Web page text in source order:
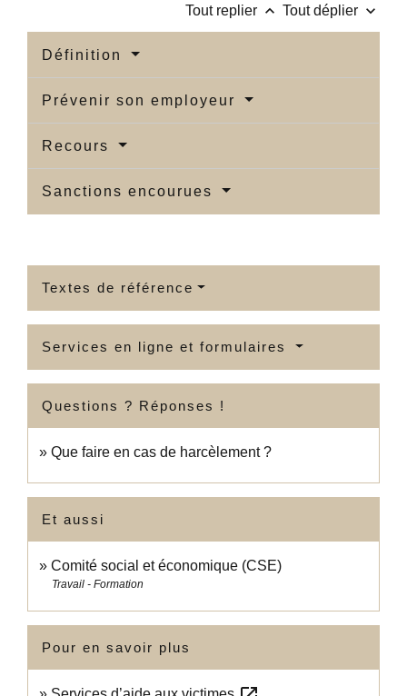
Tout replier keyboard_arrow_up Tout déplier keyboard_arrow_down
Définition
Prévenir son employeur
Recours
Sanctions encourues
Textes de référence
Services en ligne et formulaires
Questions ? Réponses !
Que faire en cas de harcèlement ?
Et aussi
Comité social et économique (CSE)
Travail - Formation
Pour en savoir plus